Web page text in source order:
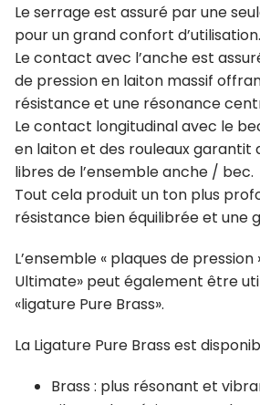
Le serrage est assuré par une
pour un grand confort d’utilisation.
Le contact avec l’anche est
de pression en laiton massif
résistance et une résonance
Le contact longitudinal avec le
en laiton et des rouleaux garantit
libres de l’ensemble anche / bec.
Tout cela produit un ton plus
résistance bien équilibrée et une
L’ensemble « plaques de pression
Ultimate» peut également être
«ligature Pure Brass».
La Ligature Pure Brass est
Brass : plus résonant et